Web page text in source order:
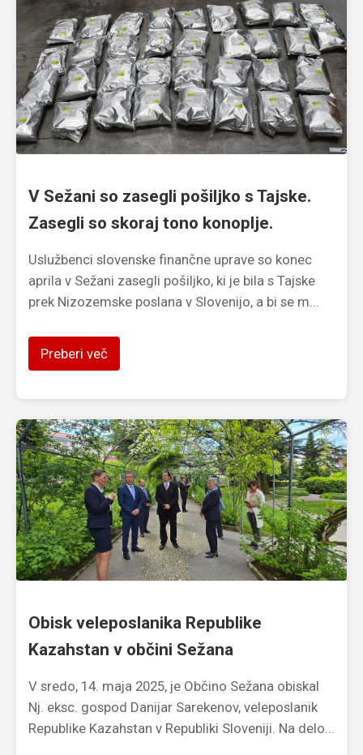
V Sežani so zasegli pošiljko s Tajske.
Zasegli so skoraj tono konoplje.
Uslužbenci slovenske finančne uprave so konec
aprila v Sežani zasegli pošiljko, ki je bila s Tajske
prek Nizozemske poslana v Slovenijo, a bi se m...
Preberi več
Obisk veleposlanika Republike
Kazahstan v občini Sežana
V sredo, 14. maja 2025, je Občino Sežana obiskal
Nj. eksc. gospod Danijar Sarekenov, veleposlanik
Republike Kazahstan v Republiki Sloveniji. Na delo...